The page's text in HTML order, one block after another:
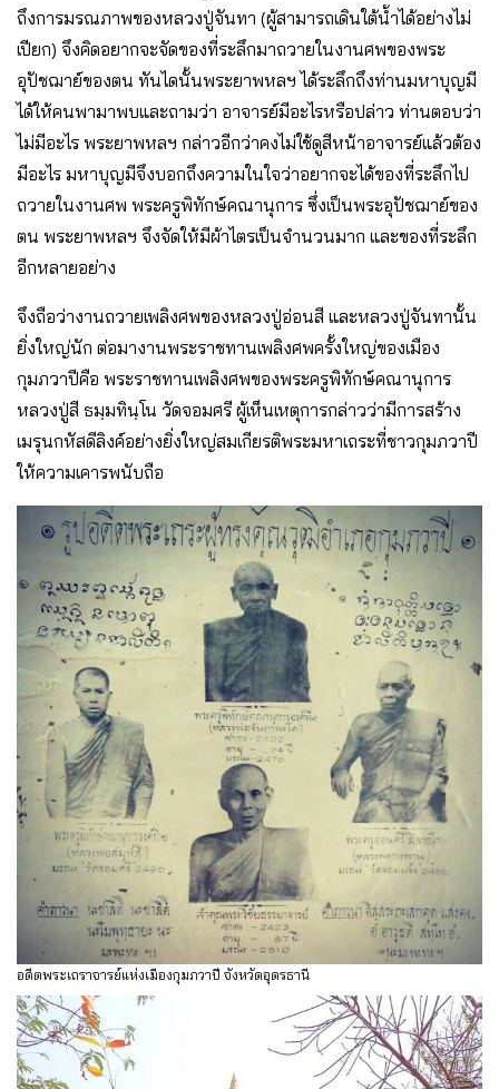
ถึงการมรณภาพของหลวงปู่จันทา (ผู้สามารถเดินใต้น้ำได้อย่างไม่
เปียก) จึงคิดอยากจะจัดของที่ระลึกมาถวายในงานศพของพระ
อุปัชฌาย์ของตน ทันไดนั้นพระยาพหลฯ ได้ระลึกถึงท่านมหาบุญมี
ได้ให้คนพามาพบและถามว่า อาจารย์มีอะไรหรือปล่าว ท่านตอบว่า
ไม่มีอะไร พระยาพหลฯ กล่าวอีกว่าคงไม่ใช้ดูสีหน้าอาจารย์แล้วต้อง
มีอะไร มหาบุญมีจึงบอกถึงความในใจว่าอยากจะได้ของที่ระลึกไป
ถวายในงานศพ พระครูพิทักษ์คณานุการ ซึ่งเป็นพระอุปัชฌาย์ของ
ตน พระยาพหลฯ จึงจัดให้มีผ้าไตรเป็นจำนวนมาก และของที่ระลึก
อีกหลายอย่าง
จึงถือว่างานถวายเพลิงศพของหลวงปู่อ่อนสี และหลวงปู่จันทานั้น
ยิ่งใหญ่นัก ต่อมางานพระราชทานเพลิงศพครั้งใหญ่ของเมือง
กุมภวาปีคือ พระราชทานเพลิงศพของพระครูพิทักษ์คณานุการ
หลวงปู่สี ธมฺมทินฺโน วัดจอมศรี ผู้เห็นเหตุการกล่าวว่ามีการสร้าง
เมรุนกหัสดีลิงค์อย่างยิ่งใหญ่สมเกียรติพระมหาเถระที่ชาวกุมภวาปี
ให้ความเคารพนับถือ
อดีตพระเถราจารย์แห่งเมืองกุมภวาปี จังหวัดอุดรธานี